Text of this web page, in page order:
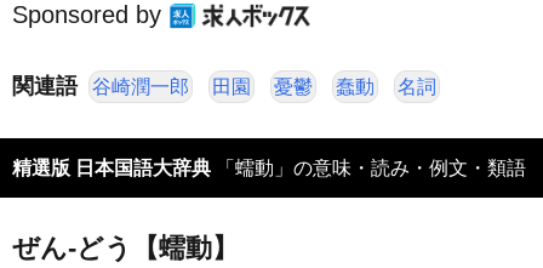
Sponsored by
関連語 谷崎潤一郎 田園 憂鬱 蠢動 名詞
精選版 日本国語大辞典 「蠕動」の意味・読み・例文・類語
ぜん‐どう【蠕動】